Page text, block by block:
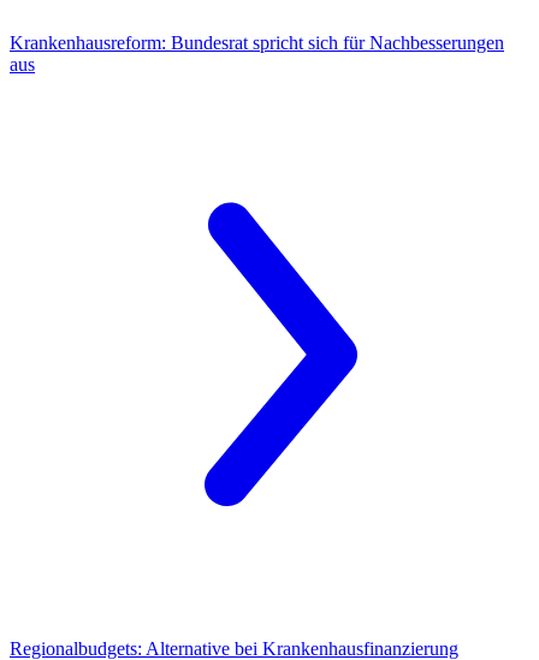
Krankenhausreform: Bundesrat spricht sich für Nachbesserungen
aus
Regionalbudgets: Alternative bei Krankenhausfinanzierung